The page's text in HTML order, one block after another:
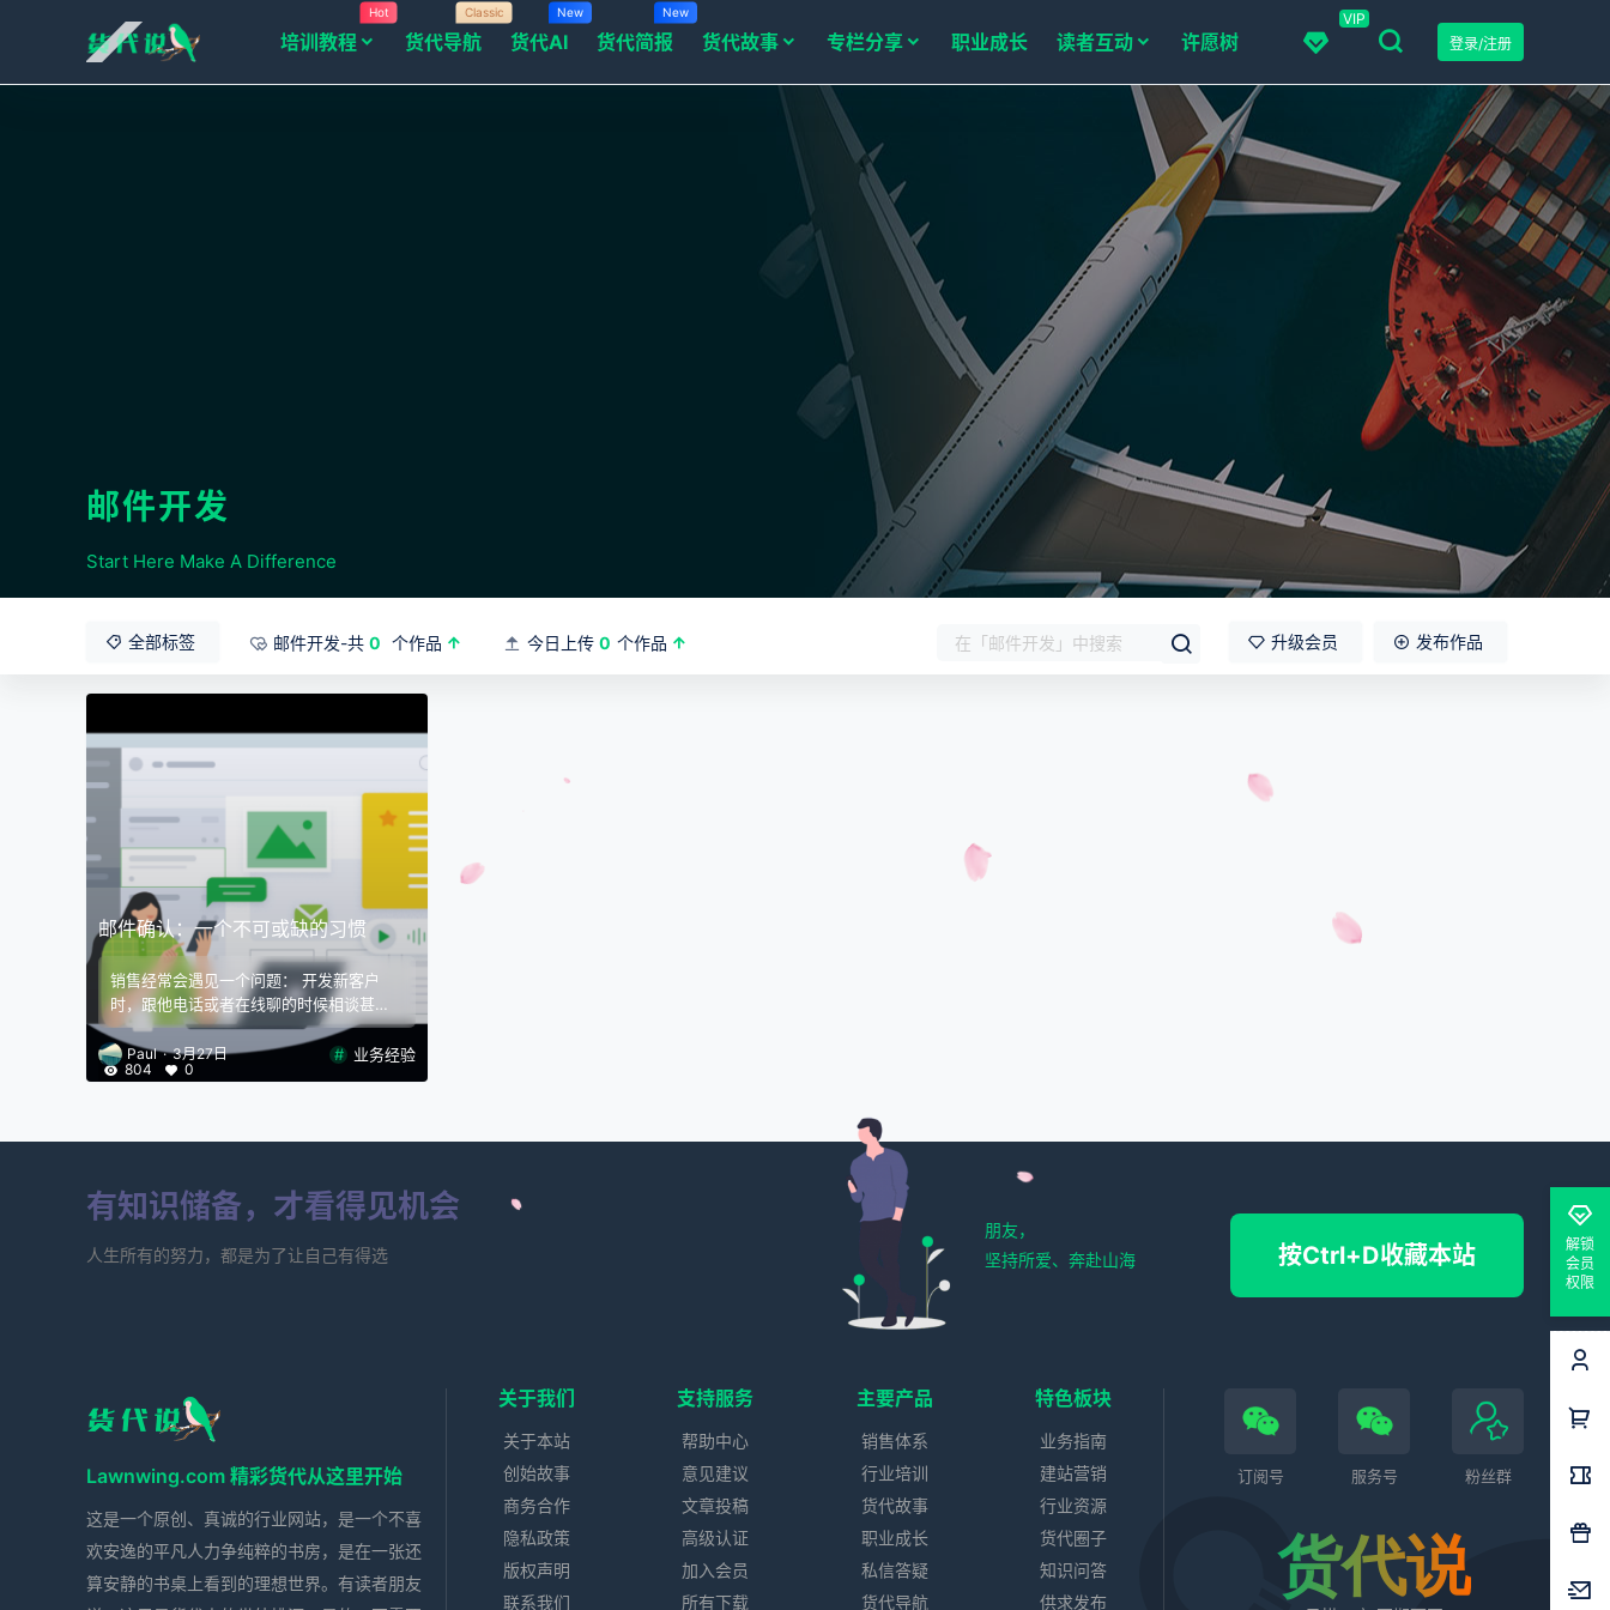
VIP
登录/注册
培训教程
Hot
货代导航
Classic
货代AI
New
货代简报
New
货代故事 专栏分享 职业成长 读者互动 许愿树
邮件开发
Start Here Make A Difference
全部标签 邮件开发-共 0 个作品 今日上传 0 个作品 升级会员 发布作品
804 0
邮件确认：一个不可或缺的习惯
销售经常会遇见一个问题： 开发新客户
时，跟他电话或者在线聊的时候相谈甚
欢，感觉有戏，不过等再联系的时候，客
户又杳无音信或者置之不理。 原因或许有
很多，但有一个不是那么明显，或许很多
便是即时沟通（不管是打电话，还是Skyp
Manage 在线工具）谈完事情后，应…
Paul · 3月27日 业务经验
解锁
会员
权限
有知识储备，才看得见机会
人生所有的努力，都是为了让自己有得选 按Ctrl+D收藏本站
朋友，
坚持所爱、奔赴山海
Lawnwing.com 精彩货代从这里开始
这是一个原创、真诚的行业网站，是一个不喜
欢安逸的平凡人力争纯粹的书房，是在一张还
算安静的书桌上看到的理想世界。有读者朋友
关于我们
关于本站
创始故事
商务合作
隐私政策
版权声明
联系我们
支持服务
帮助中心
意见建议
文章投稿
高级认证
加入会员
所有下载
主要产品
销售体系
行业培训
货代故事
职业成长
私信答疑
货代导航
特色板块
业务指南
建站营销
行业资源
货代圈子
知识问答
供求发布
订阅号 服务号 粉丝群
货代说